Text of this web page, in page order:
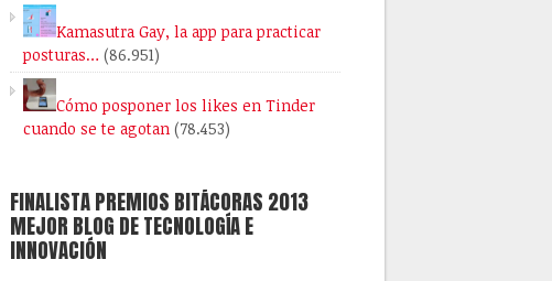
Kamasutra Gay, la app para practicar
posturas… (86.951)
Cómo posponer los likes en Tinder
cuando se te agotan (78.453)
FINALISTA PREMIOS BITÁCORAS 2013
MEJOR BLOG DE TECNOLOGÍA E
INNOVACIÓN